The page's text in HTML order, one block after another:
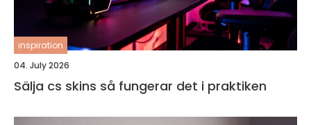
inspiration
04. July 2026
Sälja cs skins så fungerar det i praktiken